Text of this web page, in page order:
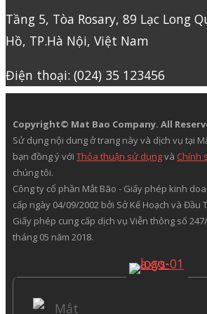
Tầng 5, Tòa Rosary, 89 Lạc Long
Hồ, TP.Hà Nội, Việt Nam
Điện thoại: (024) 35 123456
Copyright© Mat Bao Company. All
Sử dụng nội dung ở trang này và dịch vụ tại
bạn đồng ý với Thỏa thuận sử dụngvà Chính
chúng tôi.
Công ty cổ phần Mắt Bão - Giấy phép kinh
cấp ngày 04/09/2002 bởi Sở Kế Hoạch và Đầu
Giấy phép cung cấp dịch vụ Viễn thông số
tháng 05 năm 2018.